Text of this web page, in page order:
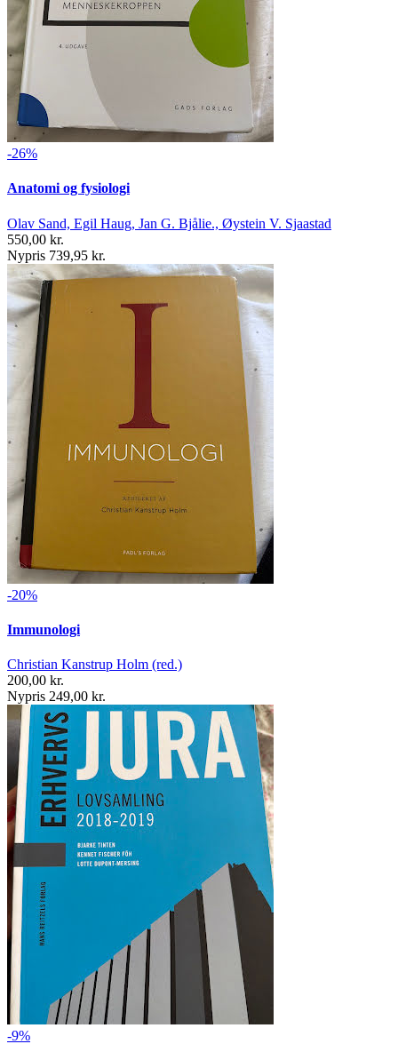
-26%
Anatomi og fysiologi
Olav Sand, Egil Haug, Jan G. Bjålie., Øystein V. Sjaastad
550,00 kr.
Nypris 739,95 kr.
-20%
Immunologi
Christian Kanstrup Holm (red.)
200,00 kr.
Nypris 249,00 kr.
-9%